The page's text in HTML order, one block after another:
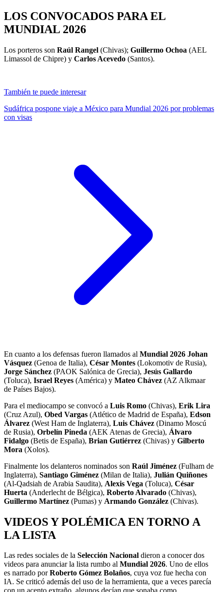
LOS CONVOCADOS PARA EL
MUNDIAL 2026
Los porteros son Raúl Rangel (Chivas); Guillermo Ochoa (AEL
Limassol de Chipre) y Carlos Acevedo (Santos).
También te puede interesar
Sudáfrica pospone viaje a México para Mundial 2026 por problemas
con visas
En cuanto a los defensas fueron llamados al Mundial 2026 Johan
Vásquez (Genoa de Italia), César Montes (Lokomotiv de Rusia),
Jorge Sánchez (PAOK Salónica de Grecia), Jesús Gallardo
(Toluca), Israel Reyes (América) y Mateo Chávez (AZ Alkmaar
de Países Bajos).
Para el mediocampo se convocó a Luis Romo (Chivas), Erik Lira
(Cruz Azul), Obed Vargas (Atlético de Madrid de España), Edson
Álvarez (West Ham de Inglaterra), Luis Chávez (Dinamo Moscú
de Rusia), Orbelín Pineda (AEK Atenas de Grecia), Álvaro
Fidalgo (Betis de España), Brian Gutiérrez (Chivas) y Gilberto
Mora (Xolos).
Finalmente los delanteros nominados son Raúl Jiménez (Fulham de
Inglaterra), Santiago Giménez (Milan de Italia), Julián Quiñones
(Al-Qadsiah de Arabia Saudita), Alexis Vega (Toluca), César
Huerta (Anderlecht de Bélgica), Roberto Alvarado (Chivas),
Guillermo Martínez (Pumas) y Armando González (Chivas).
VIDEOS Y POLÉMICA EN TORNO A
LA LISTA
Las redes sociales de la Selección Nacional dieron a conocer dos
videos para anunciar la lista rumbo al Mundial 2026. Uno de ellos
es narrado porRoberto Gómez Bolaños, cuya voz fue hecha con
IA. Se criticó además del uso de la herramienta, que a veces parecía